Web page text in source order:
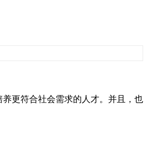
更符合社会需求的人才。并且，也